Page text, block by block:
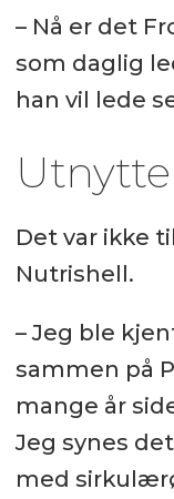
– Nå er det
som daglig
han vil lede
Det var ikke
Nutrishell.
– Jeg ble
sammen på
mange år
Jeg synes
med